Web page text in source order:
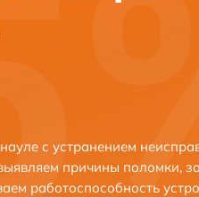
с устранением
причины поломки,
работоспособность